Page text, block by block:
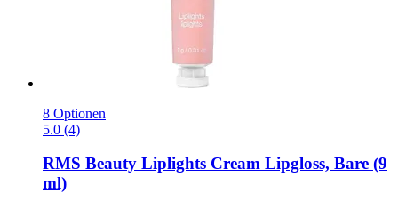
8 Optionen
5.0 (4)
RMS Beauty Liplights Cream Lipgloss, Bare (9
ml)